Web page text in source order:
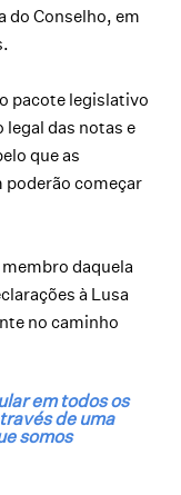
do Conselho, em
pacote legislativo
legal das notas e
que as
poderão começar
daquela
à Lusa
no caminho
em todos os
de uma
somos